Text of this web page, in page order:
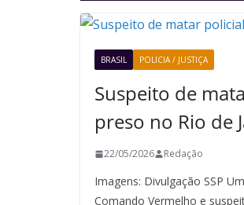
BRASIL POLICIA / JUSTIÇA
Suspeito de
preso no Rio de
22/05/2026 Redação
Imagens: Divulgação SSP
Comando Vermelho e